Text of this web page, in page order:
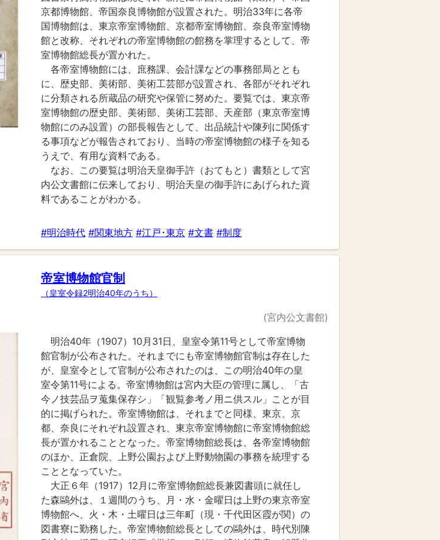
京都博物館、帝国奈良博物館が設置された。明治33年に各帝
国博物館は、東京帝室博物館、京都帝室博物館、奈良帝室博物
館と改称、それぞれの帝室博物館の館務を掌理するとして、帝
室博物館総長が置かれた。
各帝室博物館には、庶務課、会計課などの事務部局ととも
に、歴史部、美術部、美術工芸部が設置され、各部がそれぞれ
に分類される所蔵品の研究や保管に努めた。要覧では、東京帝
室博物館の歴史部、美術部、美術工芸部、天産部（東京帝室博
物館にのみ設置）の部長報告として、出品統計や陳列に関係す
る事項などが報告されており、当時の帝室博物館の様子を知る
うえで、有用な資料である。
なお、この要覧は明治天皇御手許（おてもと）書類として宮
内公文書館に伝来しており、明治天皇の御手許にあげられた資
料であることがわかる。
#明治時代 #関東地方 #江戸･東京 #文書 #制度
帝室博物館官制
（皇室令録2明治40年のうち）
(宮内公文書館)
明治40年（1907）10月31日、皇室令第11号として帝室博物
館官制が公布された。それまでにも帝室博物館官制は存在した
が、皇室令として官制が公布されたのは、この明治40年の皇
室令第11号による。帝室博物館は宮内大臣の管理に属し、「古
今ノ技芸品ヲ蒐集保存シ」「観覧参考ノ用ニ供スル」ことが目
的に掲げられた。帝室博物館は、それまでと同様、東京、京
都、奈良にそれぞれ設置され、東京帝室博物館に帝室博物館総
長が置かれることとなった。帝室博物館総長は、各帝室博物館
のほか、正倉院、上野公園および上野動物園の事務を統理する
こととなっていた。
大正６年（1917）12月に帝室博物館総長兼図書頭に就任し
た森鷗外は、１週間のうち、月・水・金曜日は上野の東京帝室
博物館へ、火・木・土曜日は三年町（現・千代田区霞が関）の
図書寮に勤務した。帝室博物館総長としての鷗外は、時代別陳